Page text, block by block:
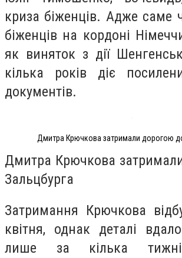
криза біженців. Адже саме
біженців на кордоні
як виняток з дії
кілька років діє
документів.
Дмитра Крючкова затримали дорогою
Дмитра Крючкова
Зальцбурга
Затримання Крючкова
квітня, однак деталі
лише за кілька